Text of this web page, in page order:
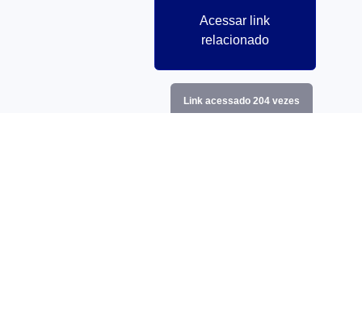
Acessar link
relacionado
Link acessado 204 vezes